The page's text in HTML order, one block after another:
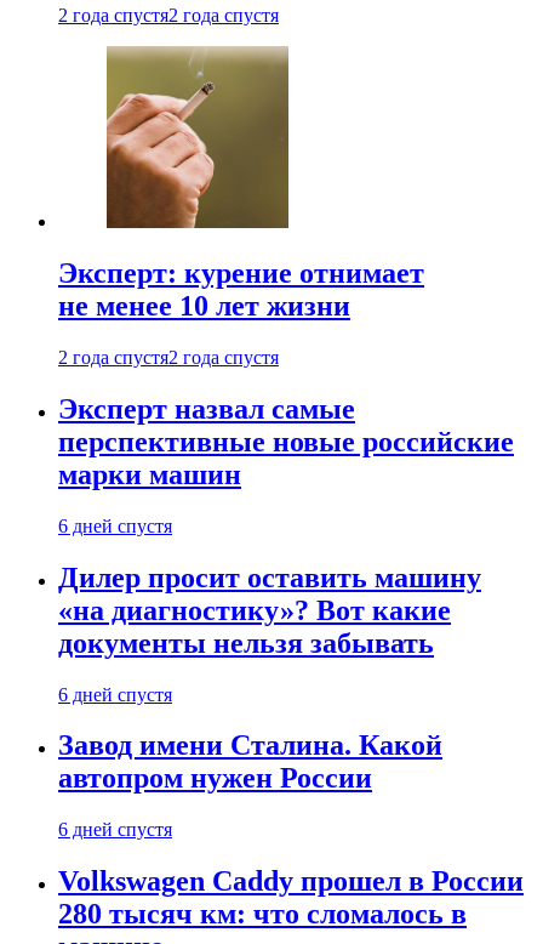
2 года спустя2 года спустя
Эксперт: курение отнимает
не менее 10 лет жизни
2 года спустя2 года спустя
Эксперт назвал самые
перспективные новые российские
марки машин
6 дней спустя
Дилер просит оставить машину
«на диагностику»? Вот какие
документы нельзя забывать
6 дней спустя
Завод имени Сталина. Какой
автопром нужен России
6 дней спустя
Volkswagen Caddy прошел в России
280 тысяч км: что сломалось в